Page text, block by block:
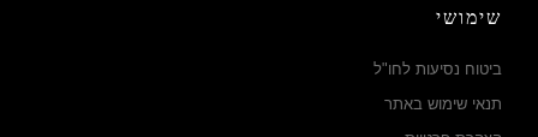
שימושי
ביטוח נסיעות לחו"ל
תנאי שימוש באתר